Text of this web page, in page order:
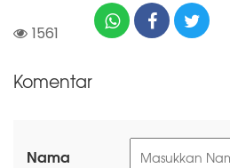
1561
Komentar
Nama